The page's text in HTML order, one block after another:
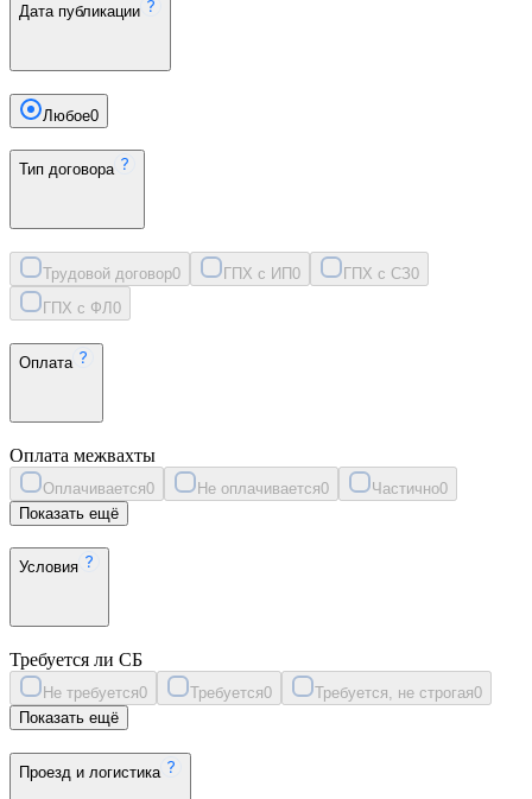
Дата публикации
Любое0
Тип договора
Трудовой договор0 ГПХ с ИП0 ГПХ с СЗ0
ГПХ с ФЛ 0
Оплата
Оплата межвахты
Оплачивается0 Не оплачивается0 Частично0
Показать ещё
Условия
Требуется ли СБ
Не требуется0 Требуется0 Требуется, не строгая0
Показать ещё
Проезд и логистика